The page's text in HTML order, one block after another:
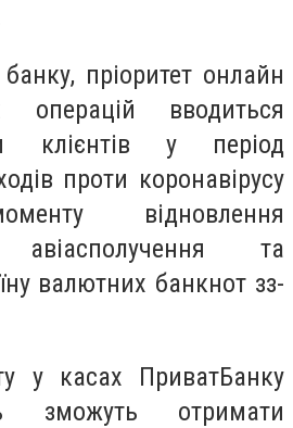
пріоритет онлайн
операцій вводиться
клієнтів у період
проти коронавірусу
відновлення
авіасполучення та
валютних банкнот зз-
у касах ПриватБанку
зможуть отримати